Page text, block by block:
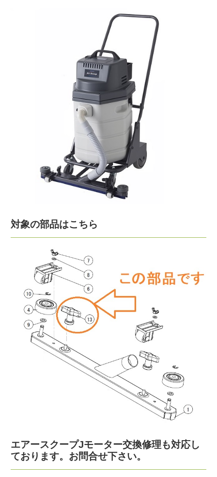
対象の部品はこちら
エアースクープJモーター交換修理も対応し
ております。お問合せ下さい。